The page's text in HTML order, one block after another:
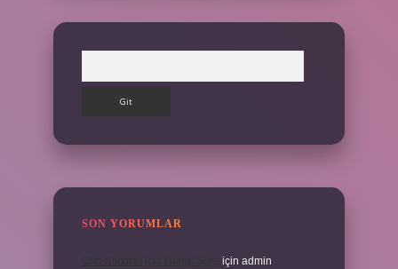
SON YORUMLAR
için admin